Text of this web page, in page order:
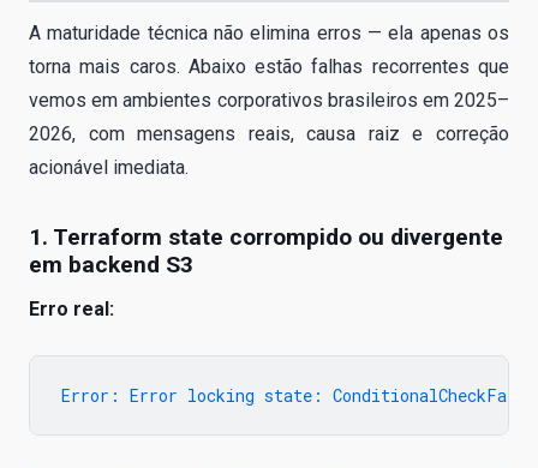
A maturidade técnica não elimina erros — ela apenas os
torna mais caros. Abaixo estão falhas recorrentes que
vemos em ambientes corporativos brasileiros em 2025–
2026, com mensagens reais, causa raiz e correção
acionável imediata.
1. Terraform state corrompido ou divergente
em backend S3
Erro real: